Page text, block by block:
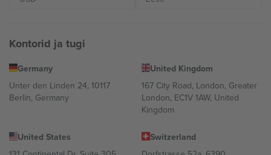
Kontorid ja tugi
Germany
Unter den Linden 24, 10117
Berlin, Germany
United Kingdom
167 City Road, London, Greater
London, EC1V 1AW, United
Kingdom
United States
Switzerland